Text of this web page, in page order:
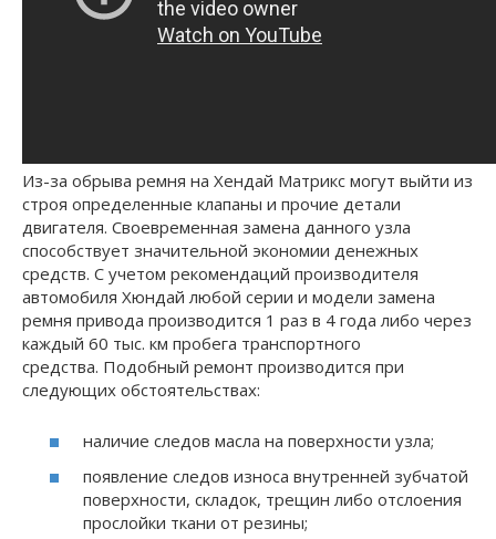
Из-за обрыва ремня на Хендай Матрикс могут выйти из
строя определенные клапаны и прочие детали
двигателя. Своевременная замена данного узла
способствует значительной экономии денежных
средств. С учетом рекомендаций производителя
автомобиля Хюндай любой серии и модели замена
ремня привода производится 1 раз в 4 года либо через
каждый 60 тыс. км пробега транспортного
средства. Подобный ремонт производится при
следующих обстоятельствах:
наличие следов масла на поверхности узла;
появление следов износа внутренней зубчатой
поверхности, складок, трещин либо отслоения
прослойки ткани от резины;